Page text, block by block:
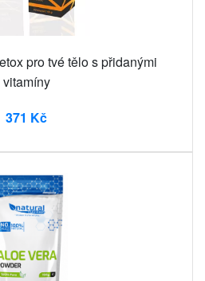
pro tvé tělo s přidanými
vitamíny
371 Kč